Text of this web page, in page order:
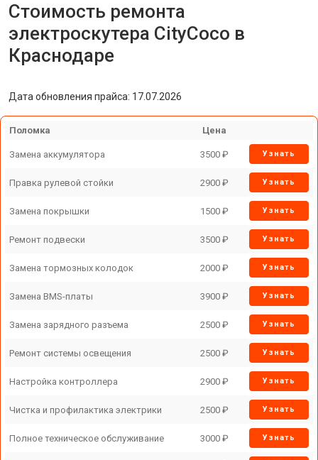
Стоимость ремонта
электроскутера CityCoco в
Краснодаре
Дата обновления прайса: 17.07.2026
Поломка Цена
Замена аккумулятора 3500 ₽ Узнать
Правка рулевой стойки 2900 ₽ Узнать
Замена покрышки 1500 ₽ Узнать
Ремонт подвески 3500 ₽ Узнать
Замена тормозных колодок 2000 ₽ Узнать
Замена BMS-платы 3900 ₽ Узнать
Замена зарядного разъема 2500 ₽ Узнать
Ремонт системы освещения 2500 ₽ Узнать
Настройка контроллера 2900 ₽ Узнать
Чистка и профилактика электрики 2500 ₽ Узнать
Полное техническое обслуживание 3000 ₽ Узнать